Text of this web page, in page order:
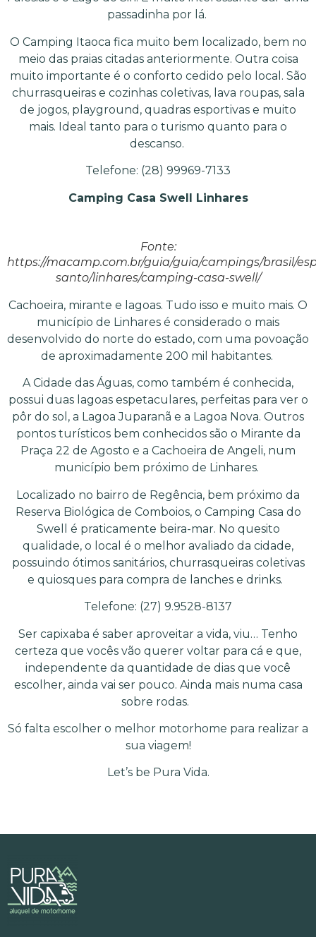
passadinha por lá.
O Camping Itaoca fica muito bem localizado, bem no
meio das praias citadas anteriormente. Outra coisa
muito importante é o conforto cedido pelo local. São
churrasqueiras e cozinhas coletivas, lava roupas, sala
de jogos, playground, quadras esportivas e muito
mais. Ideal tanto para o turismo quanto para o
descanso.
Telefone: (28) 99969-7133
Camping Casa Swell Linhares
Fonte:
https://macamp.com.br/guia/guia/campings/brasil/
santo/linhares/camping-casa-swell/
Cachoeira, mirante e lagoas. Tudo isso e muito mais. O
município de Linhares é considerado o mais
desenvolvido do norte do estado, com uma povoação
de aproximadamente 200 mil habitantes.
A Cidade das Águas, como também é conhecida,
possui duas lagoas espetaculares, perfeitas para ver o
pôr do sol, a Lagoa Juparanã e a Lagoa Nova. Outros
pontos turísticos bem conhecidos são o Mirante da
Praça 22 de Agosto e a Cachoeira de Angeli, num
município bem próximo de Linhares.
Localizado no bairro de Regência, bem próximo da
Reserva Biológica de Comboios, o Camping Casa do
Swell é praticamente beira-mar. No quesito
qualidade, o local é o melhor avaliado da cidade,
possuindo ótimos sanitários, churrasqueiras coletivas
e quiosques para compra de lanches e drinks.
Telefone: (27) 9.9528-8137
Ser capixaba é saber aproveitar a vida, viu… Tenho
certeza que vocês vão querer voltar para cá e que,
independente da quantidade de dias que você
escolher, ainda vai ser pouco. Ainda mais numa casa
sobre rodas.
Só falta escolher o melhor motorhome para realizar a
sua viagem!
Let’s be Pura Vida.